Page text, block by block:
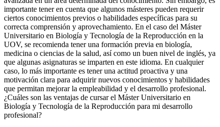
importante tener en cuenta que algunos másteres pueden requerir
ciertos conocimientos previos o habilidades específicas para su
correcta comprensión y aprovechamiento. En el caso del Máster
Universitario en Biología y Tecnología de la Reproducción en la
UOV, se recomienda tener una formación previa en biología,
medicina o ciencias de la salud, así como un buen nivel de inglés, ya
que algunas asignaturas se imparten en este idioma. En cualquier
caso, lo más importante es tener una actitud proactiva y una
motivación clara para adquirir nuevos conocimientos y habilidades
que permitan mejorar la empleabilidad y el desarrollo profesional.
¿Cuáles son las ventajas de cursar el Máster Universitario en
Biología y Tecnología de la Reproducción para mi desarrollo
profesional?